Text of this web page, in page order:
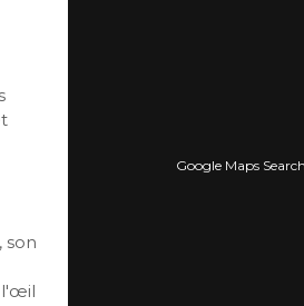
son
l'œil
Google Maps